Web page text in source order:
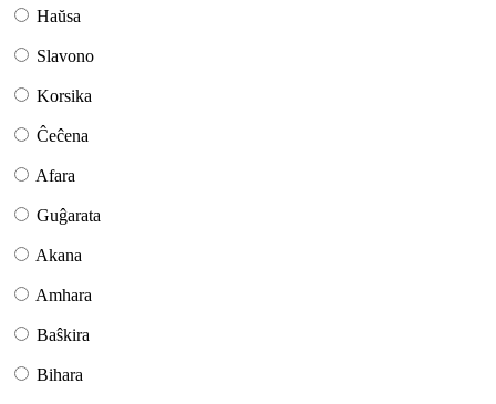
Haŭsa
Slavono
Korsika
Ĉeĉena
Afara
Guĝarata
Akana
Amhara
Baŝkira
Bihara